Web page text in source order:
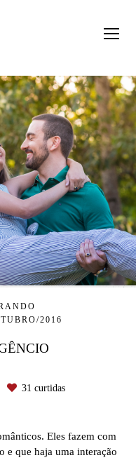
2016
31 curtidas
Eles fazem com
e que haja uma interação